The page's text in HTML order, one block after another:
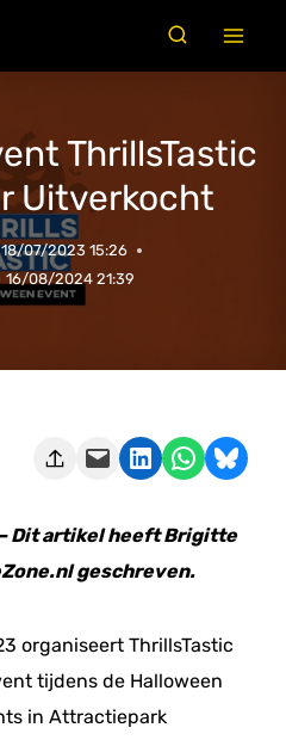
ThrillsTastic
Uitverkocht
18/07/2023 15:26
16/08/2024 21:39
Deze pagina e-mailen Delen op LinkedIn Delen via WhatsApp Share on Bluesky
Dit artikel heeft Brigitte
geschreven.
organiseert ThrillsTastic
tijdens de Halloween
in Attractiepark